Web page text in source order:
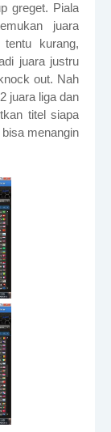
greget. Piala
juara
tentu kurang,
juara justru
out. Nah
juara liga dan
titel siapa
menangin